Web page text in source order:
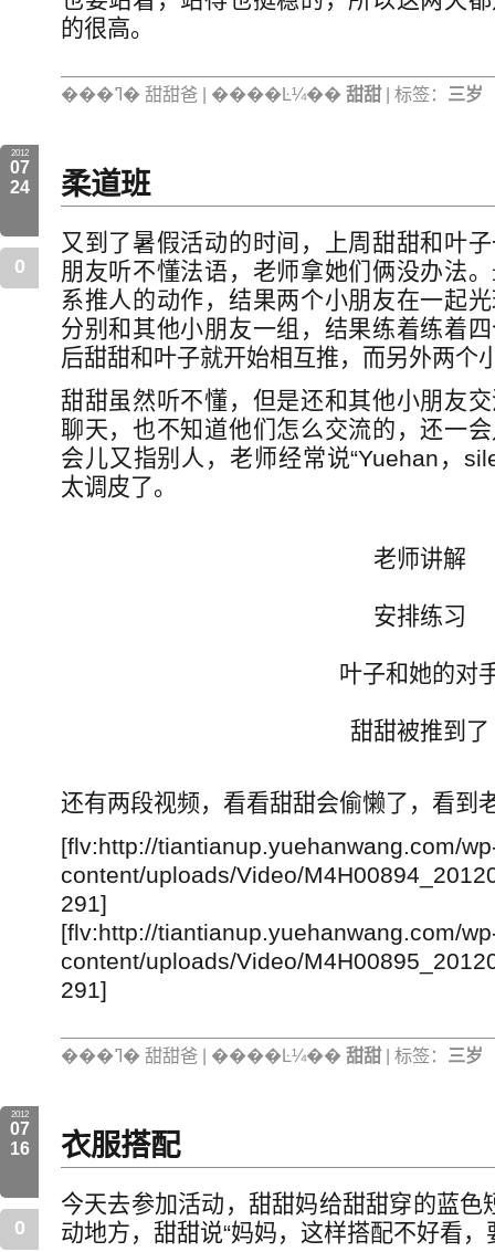
的很高。
���ߣ� 甜甜爸 | ����Ŀ¼�� 甜甜 | 标签： 三岁
2012
07
24
0
柔道班
又到了暑假活动的时间，上周甜甜和叶
朋友听不懂法语，老师拿她们俩没办法
系推人的动作，结果两个小朋友在一起
分别和其他小朋友一组，结果练着练着
后甜甜和叶子就开始相互推，而另外两个
甜甜虽然听不懂，但是还和其他小朋友
聊天，也不知道他们怎么交流的，还一
会儿又指别人，老师经常说“Yuehan，
太调皮了。
老师讲解
安排练习
叶子和她的对
甜甜被推到了
还有两段视频，看看甜甜会偷懒了，看到
[flv:http://tiantianup.yuehanwang.com/
content/uploads/Video/
291]
[flv:http://tiantianup.yuehanwang.com/
content/uploads/Video/
291]
���ߣ� 甜甜爸 | ����Ŀ¼�� 甜甜 | 标签： 三岁
2012
07
16
0
衣服搭配
今天去参加活动，甜甜妈给甜甜穿的蓝色
动地方，甜甜说“妈妈，这样搭配不好看